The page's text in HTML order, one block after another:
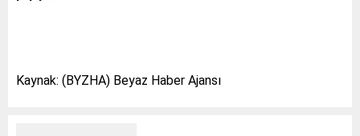
Kaynak: (BYZHA) Beyaz Haber Ajansı